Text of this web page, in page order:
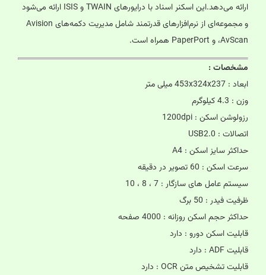
ارائه می‌دهد.این اسکنر اسناد با درایور‌‌های TWAIN و ISIS ارائه می‌شود
و مجموعه‌ای از نرم‌افزار‌‌های قدرتمند شامل مدیریت دکمه‌‌های Avision
،AvScan و PaperPort همراه است.
مشخصات :
ابعاد : 453x324x237 میلی متر
وزن : 4.3 کیلوگرم
رزولوشن اسکن : 1200dpi
اتصالات : USB2.0
حداکثر سایز اسکن : A4
سرعت اسکن : 60 تصویر در دقیقه
سیستم عامل های سازگار : 7 ، 8 ، 10
ظرفیت فیدر : 50 برگ
حداکثر حجم اسکن روزانه : 4000 صفحه
قابلیت اسکن دورو : دارد
قابلیت ADF : دارد
قابلیت تشخیص متن OCR : دارد